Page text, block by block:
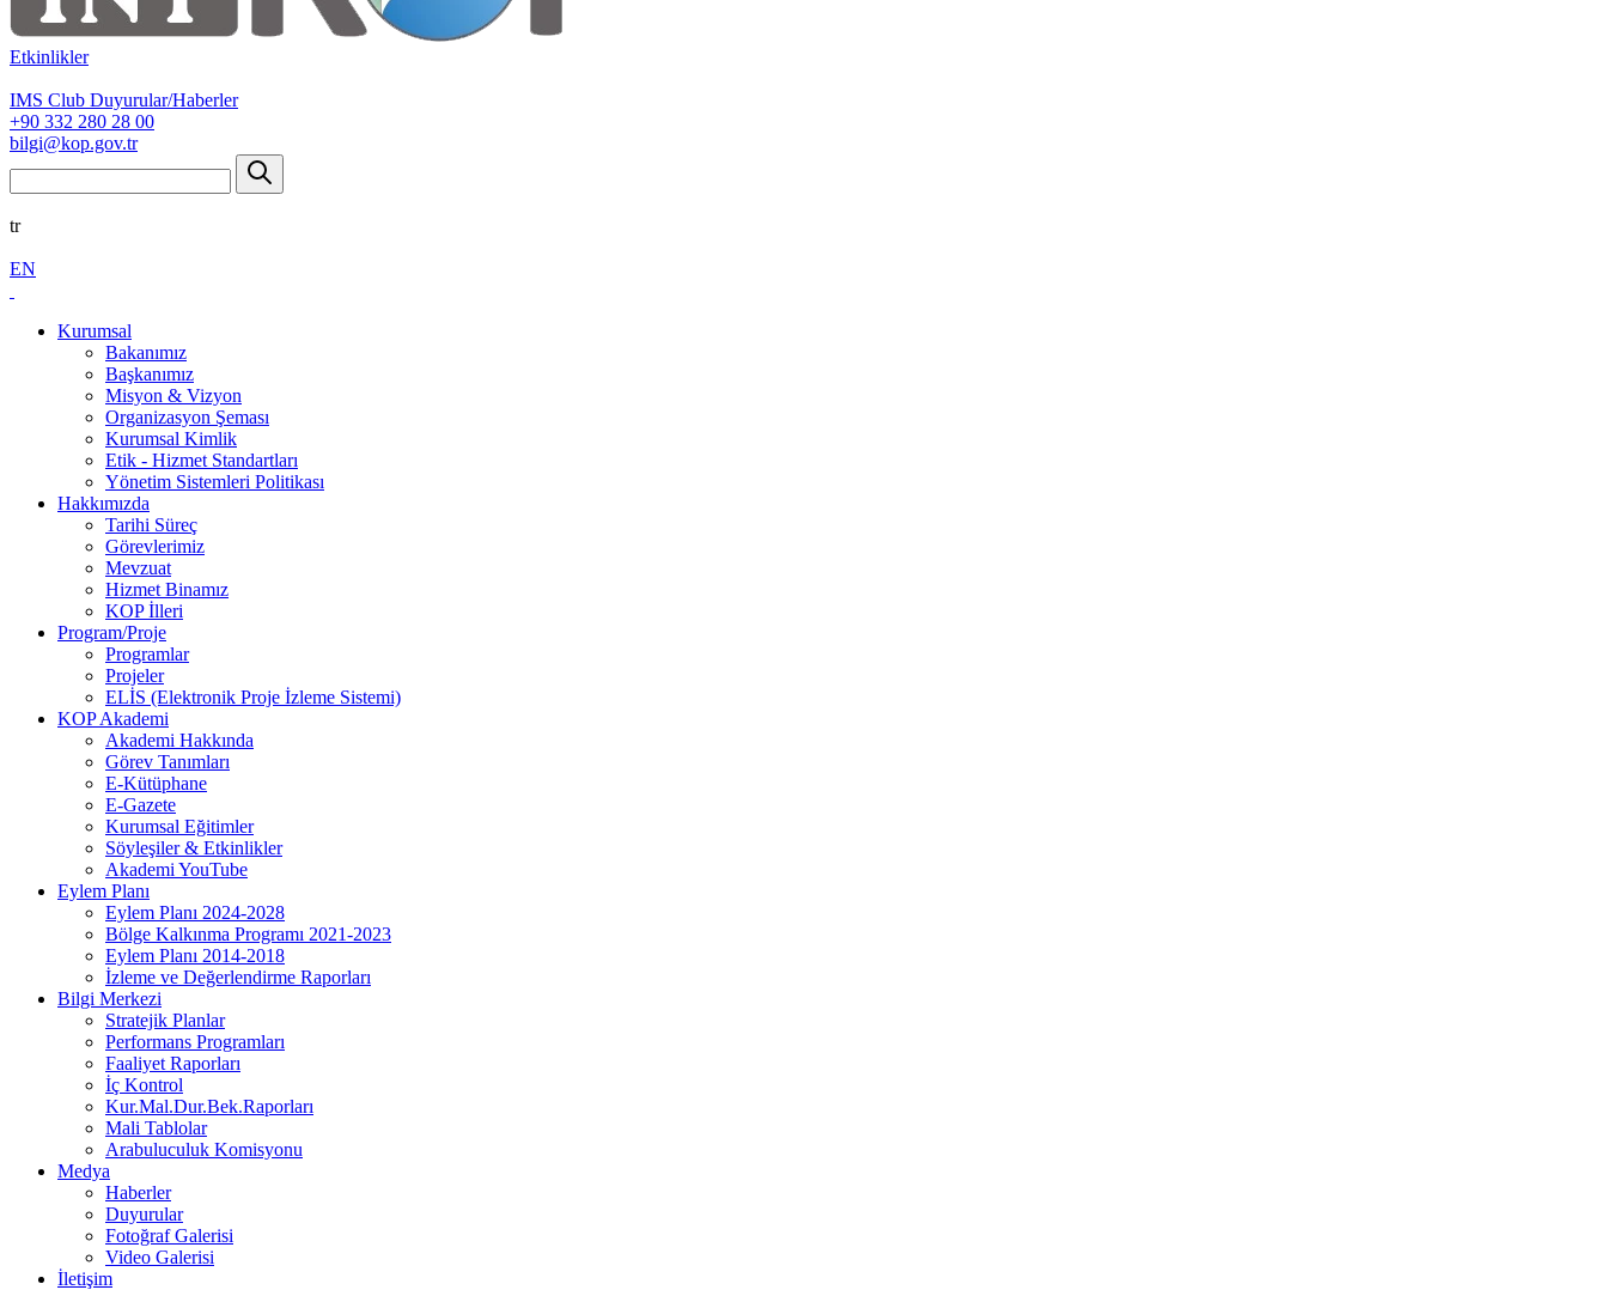
Etkinlikler
IMS Club Duyurular/Haberler
+90 332 280 28 00
bilgi@kop.gov.tr
tr
EN
Kurumsal
Bakanımız
Başkanımız
Misyon & Vizyon
Organizasyon Şeması
Kurumsal Kimlik
Etik - Hizmet Standartları
Yönetim Sistemleri Politikası
Hakkımızda
Tarihi Süreç
Görevlerimiz
Mevzuat
Hizmet Binamız
KOP İlleri
Program/Proje
Programlar
Projeler
ELİS (Elektronik Proje İzleme Sistemi)
KOP Akademi
Akademi Hakkında
Görev Tanımları
E-Kütüphane
E-Gazete
Kurumsal Eğitimler
Söyleşiler & Etkinlikler
Akademi YouTube
Eylem Planı
Eylem Planı 2024-2028
Bölge Kalkınma Programı 2021-2023
Eylem Planı 2014-2018
İzleme ve Değerlendirme Raporları
Bilgi Merkezi
Stratejik Planlar
Performans Programları
Faaliyet Raporları
İç Kontrol
Kur.Mal.Dur.Bek.Raporları
Mali Tablolar
Arabuluculuk Komisyonu
Medya
Haberler
Duyurular
Fotoğraf Galerisi
Video Galerisi
İletişim